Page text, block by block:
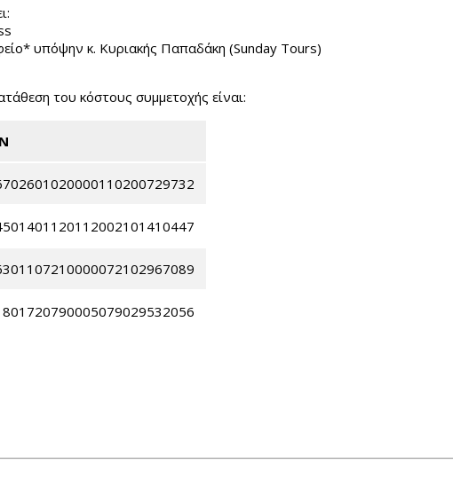
υπόψην κ. Κυριακής Παπαδάκη (Sunday Tours)
του κόστους συμμετοχής είναι: